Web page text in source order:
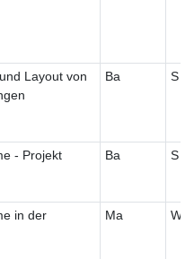
Layout von
Ba S
- Projekt Ba S
in der
Ma W